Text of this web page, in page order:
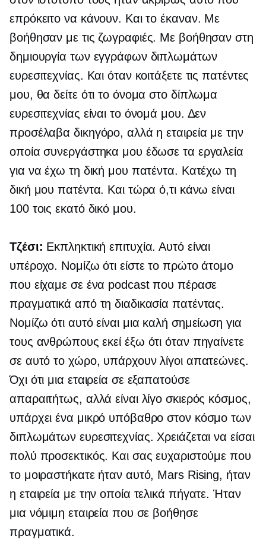
επρόκειτο να κάνουν. Και το έκαναν. Με
βοήθησαν με τις ζωγραφιές. Με βοήθησαν στη
δημιουργία των εγγράφων διπλωμάτων
ευρεσιτεχνίας. Και όταν κοιτάξετε τις πατέντες
μου, θα δείτε ότι το όνομα στο δίπλωμα
ευρεσιτεχνίας είναι το όνομά μου. Δεν
προσέλαβα δικηγόρο, αλλά η εταιρεία με την
οποία συνεργάστηκα μου έδωσε τα εργαλεία
για να έχω τη δική μου πατέντα. Κατέχω τη
δική μου πατέντα. Και τώρα ό,τι κάνω είναι
100 τοις εκατό δικό μου.
Τζέσι: Εκπληκτική επιτυχία. Αυτό είναι
υπέροχο. Νομίζω ότι είστε το πρώτο άτομο
που είχαμε σε ένα podcast που πέρασε
πραγματικά από τη διαδικασία πατέντας.
Νομίζω ότι αυτό είναι μια καλή σημείωση για
τους ανθρώπους εκεί έξω ότι όταν πηγαίνετε
σε αυτό το χώρο, υπάρχουν λίγοι απατεώνες.
Όχι ότι μια εταιρεία σε εξαπατούσε
απαραιτήτως, αλλά είναι λίγο σκιερός κόσμος,
υπάρχει ένα μικρό υπόβαθρο στον κόσμο των
διπλωμάτων ευρεσιτεχνίας. Χρειάζεται να είσαι
πολύ προσεκτικός. Και σας ευχαριστούμε που
το μοιραστήκατε ήταν αυτό, Mars Rising, ήταν
η εταιρεία με την οποία τελικά πήγατε. Ήταν
μια νόμιμη εταιρεία που σε βοήθησε
πραγματικά.